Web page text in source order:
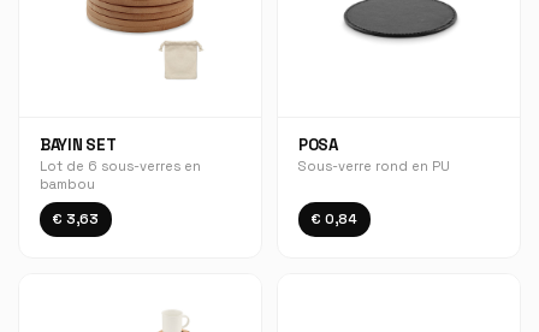
BAYIN SET
Lot de 6 sous-verres en
bambou
€ 3,63
POSA
Sous-verre rond en PU
€ 0,84